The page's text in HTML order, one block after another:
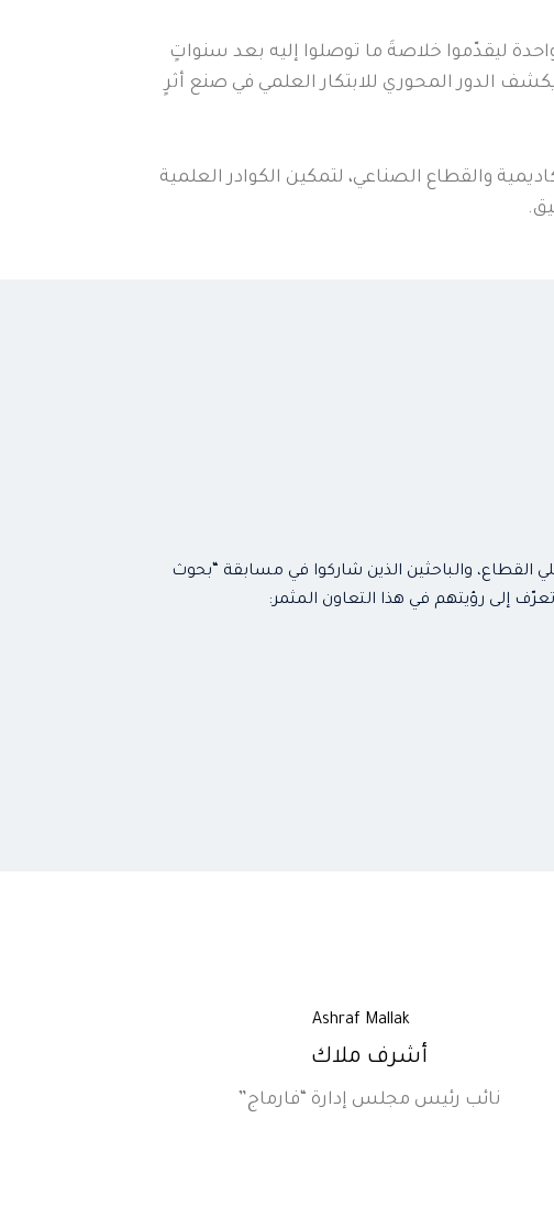
ليقدّموا خلاصةَ ما توصلوا إليه بعد سنواتٍ
يكشف الدور المحوري للابتكار العلمي في صنع أثرٍ
والقطاع الصناعي، لتمكين الكوادر العلمية
القطاع، والباحثين الذين شاركوا في مسابقة “بحوث
إلى رؤيتهم في هذا التعاون المثمر:
أشرف ملاك
نائب رئيس مجلس إدارة “فارماج”